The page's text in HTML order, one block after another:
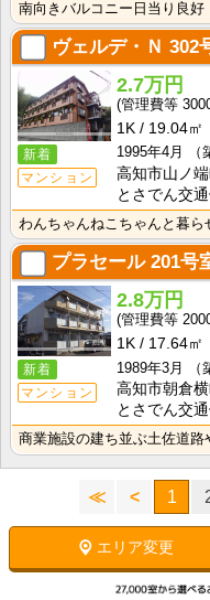
ヴェルデ・Ｎ 302
新着
マンション
2.7万円
1K
19.04㎡
1995年4月
（
高知市山ノ
とさでん交
プラセール201号
新着
マンション
2.8万円
1K
17.64㎡
1989年3月
（
高知市朝倉横
とさでん交
≪ < 1
エリア変更